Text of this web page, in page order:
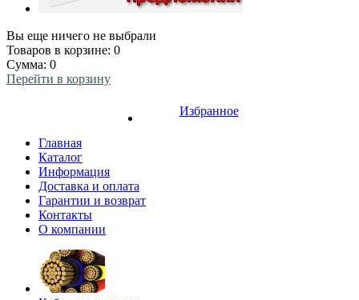
Вы еще ничего не выбрали
Товаров в корзине: 0
Сумма: 0
Перейти в корзину
Избранное
Главная
Каталог
Информация
Доставка и оплата
Гарантии и возврат
Контакты
О компании